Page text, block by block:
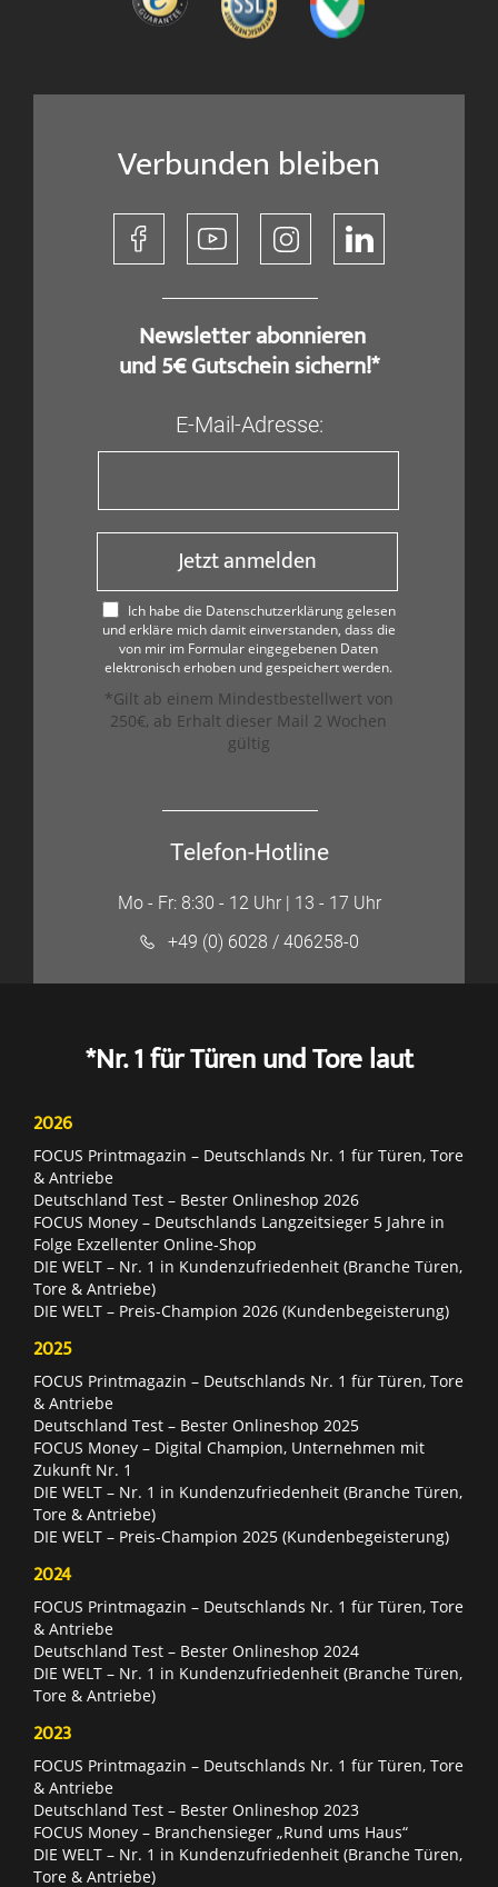
Verbunden bleiben
​ Newsletter abonnieren
und 5€ Gutschein sichern!*
E-Mail-Adresse:
Jetzt anmelden
Ich habe die Datenschutzerklärung gelesen
und erkläre mich damit einverstanden, dass die
von mir im Formular eingegebenen Daten
elektronisch erhoben und gespeichert werden.
*Gilt ab einem Mindestbestellwert von
250€, ab Erhalt dieser Mail 2 Wochen
gültig
Telefon-Hotline
Mo - Fr: 8:30 - 12 Uhr | 13 - 17 Uhr
+49 (0) 6028 / 406258-0
*Nr. 1 für Türen und Tore laut
2026
FOCUS Printmagazin – Deutschlands Nr. 1 für Türen, Tore
& Antriebe
Deutschland Test – Bester Onlineshop 2026
FOCUS Money – Deutschlands Langzeitsieger 5 Jahre in
Folge Exzellenter Online-Shop
DIE WELT – Nr. 1 in Kundenzufriedenheit (Branche Türen,
Tore & Antriebe)
DIE WELT – Preis-Champion 2026 (Kundenbegeisterung)
2025
FOCUS Printmagazin – Deutschlands Nr. 1 für Türen, Tore
& Antriebe
Deutschland Test – Bester Onlineshop 2025
FOCUS Money – Digital Champion, Unternehmen mit
Zukunft Nr. 1
DIE WELT – Nr. 1 in Kundenzufriedenheit (Branche Türen,
Tore & Antriebe)
DIE WELT – Preis-Champion 2025 (Kundenbegeisterung)
2024
FOCUS Printmagazin – Deutschlands Nr. 1 für Türen, Tore
& Antriebe
Deutschland Test – Bester Onlineshop 2024
DIE WELT – Nr. 1 in Kundenzufriedenheit (Branche Türen,
Tore & Antriebe)
2023
FOCUS Printmagazin – Deutschlands Nr. 1 für Türen, Tore
& Antriebe
Deutschland Test – Bester Onlineshop 2023
FOCUS Money – Branchensieger „Rund ums Haus“
DIE WELT – Nr. 1 in Kundenzufriedenheit (Branche Türen,
Tore & Antriebe)